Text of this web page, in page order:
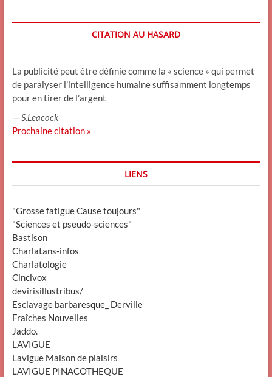
CITATION AU HASARD
La publicité peut être définie comme la « science » qui permet
de paralyser l’intelligence humaine suffisamment longtemps
pour en tirer de l’argent
— S.Leacock
Prochaine citation »
LIENS
"Grosse fatigue Cause toujours"
"Sciences et pseudo-sciences"
Bastison
Charlatans-infos
Charlatologie
Cincivox
devirisillustribus/
Esclavage barbaresque_ Derville
Fraîches Nouvelles
Jaddo.
LAVIGUE
Lavigue Maison de plaisirs
LAVIGUE PINACOTHEQUE